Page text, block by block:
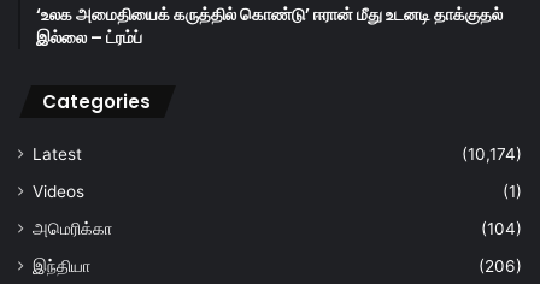
‘உலக அமைதியைக் கருத்தில் கொண்டு’ ஈரான் மீது உடனடி தாக்குதல்
இல்லை – ட்ரம்ப்
Categories
Latest
(10,174)
Videos
(1)
அமெரிக்கா
(104)
இந்தியா
(206)